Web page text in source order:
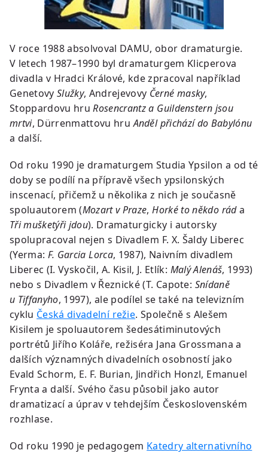
V roce 1988 absolvoval DAMU, obor dramaturgie.
V letech 1987–1990 byl dramaturgem Klicperova
divadla v Hradci Králové, kde zpracoval například
GenetovySlužky, Andrejevovy Černé masky,
Stoppardovu hruRosencrantz a Guildenstern jsou
mrtvi, Dürrenmattovu hruAnděl přichází do Babylónu
a další.
Od roku 1990 je dramaturgem Studia Ypsilon a od té
doby se podílí na přípravě všech ypsilonských
inscenací, přičemž u několika z nich je současně
spoluautorem (Mozart v Praze,Horké to někdo ráda
Tři mušketýři jdou). Dramaturgicky i autorsky
spolupracoval nejen s Divadlem F. X. Šaldy Liberec
(Yerma: F. Garcia Lorca, 1987), Naivním divadlem
Liberec (I. Vyskočil, A. Kisil, J. Etlík: Malý Alenáš, 1993)
nebo s Divadlem v Řeznické (T. Capote: Snídaně
u Tiffanyho, 1997), ale podílel se také na televizním
cyklu Česká divadelní režie. Společně s Alešem
Kisilem je spoluautorem šedesátiminutových
portrétů Jiřího Koláře, režiséra Jana Grossmana a
dalších významných divadelních osobností jako
Evald Schorm, E. F. Burian, Jindřich Honzl, Emanuel
Frynta a další. Svého času působil jako autor
dramatizací a úprav v tehdejším Československém
rozhlase.
Od roku 1990 je pedagogem Katedry alternativního